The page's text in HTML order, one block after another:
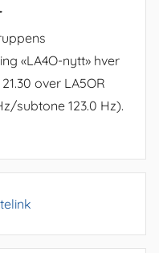
«LA4O-nytt» hver
over LA5OR
subtone 123.0 Hz).